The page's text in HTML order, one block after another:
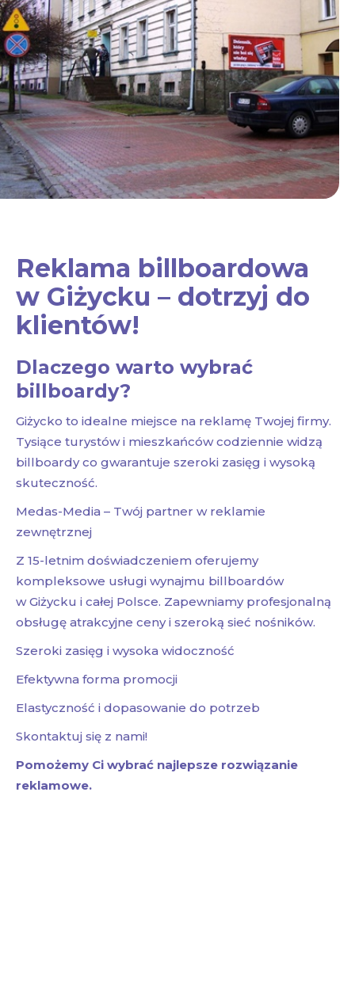
Reklama billboardowa
w Giżycku – dotrzyj do
klientów!
Dlaczego warto wybrać
billboardy?
Giżycko to idealne miejsce na reklamę Twojej firmy.
Tysiące turystów i mieszkańców codziennie widzą
billboardy co gwarantuje szeroki zasięg i wysoką
skuteczność.
Medas-Media – Twój partner w reklamie
zewnętrznej
Z 15-letnim doświadczeniem oferujemy
kompleksowe usługi wynajmu billboardów
w Giżycku i całej Polsce. Zapewniamy profesjonalną
obsługę atrakcyjne ceny i szeroką sieć nośników.
Szeroki zasięg i wysoka widoczność
Efektywna forma promocji
Elastyczność i dopasowanie do potrzeb
Skontaktuj się z nami!
Pomożemy Ci wybrać najlepsze rozwiązanie
reklamowe.